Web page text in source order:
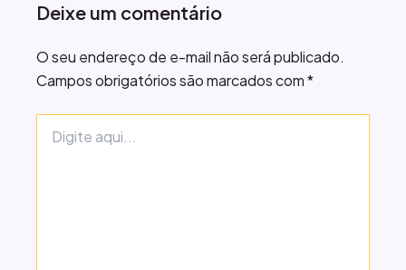
Deixe um comentário
O seu endereço de e-mail não será publicado.
Campos obrigatórios são marcados com*
aqui...